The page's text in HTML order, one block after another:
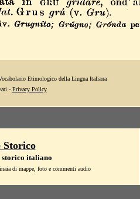
Etimologico della Lingua Italiana
- Privacy Policy
Storico
italiano
di mappe, foto e commenti audio